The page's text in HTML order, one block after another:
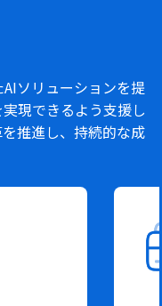
ソリューションを提
現できるよう支援し
推進し、持続的な成